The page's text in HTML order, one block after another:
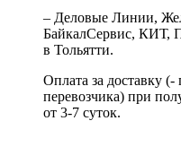
– Деловые Линии,
БайкалСервис, КИТ,
в Тольятти.
Оплата за доставку
перевозчика) при
от 3-7 суток.